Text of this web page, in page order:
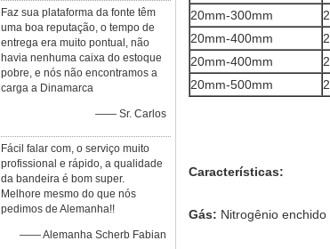
Faz sua plataforma da fonte têm
uma boa reputação, o tempo de
entrega era muito pontual, não
havia nenhuma caixa do estoque
pobre, e nós não encontramos a
carga a Dinamarca
—— Sr. Carlos
Fácil falar com, o serviço muito
profissional e rápido, a qualidade
da bandeira é bom super.
Melhore mesmo do que nós
pedimos de Alemanha!!
—— Alemanha Scherb Fabian
20mm-300mm
20mm-400mm
20mm-400mm
20mm-500mm
Características:
Gás: Nitrogênio